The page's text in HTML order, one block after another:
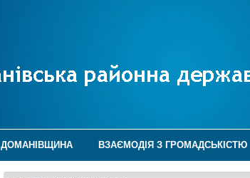
ДОМАНІВЩИНА ВЗАЄМОДІЯ З ГРОМАДСЬКІСТЮ